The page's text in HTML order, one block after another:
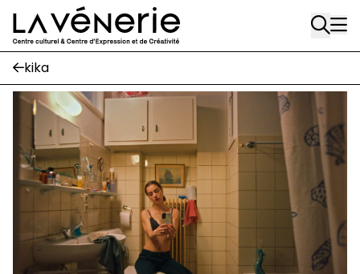
Aller au contenu principal
Rue Gratès, 3
1170 Watermael-Boitsfort
02 663 85 50
Écuries
Place Gilson, 3
1170 Watermael-Boitsfort
02 663 85 50
suivez-nous
Journal Vénerie- version papier
Newsletter
kika